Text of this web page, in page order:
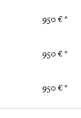
950 € *
950 € *
950 € *